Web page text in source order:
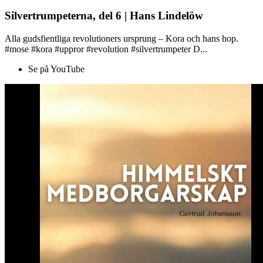
Silvertrumpeterna, del 6 | Hans Lindelöw
Alla gudsfientliga revolutioners ursprung – Kora och hans hop.
#mose #kora #uppror #revolution #silvertrumpeter D...
Se på YouTube